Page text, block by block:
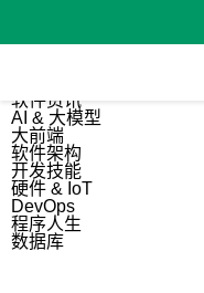
软件资讯
AI & 大模型
大前端
软件架构
开发技能
硬件 & IoT
DevOps
程序人生
数据库